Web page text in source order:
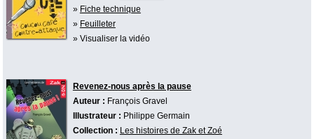
» Fiche technique
» Feuilleter
» Visualiser la vidéo
Revenez-nous après la pause
Auteur : François Gravel
Illustrateur : Philippe Germain
Collection : Les histoires de Zak et Zoé